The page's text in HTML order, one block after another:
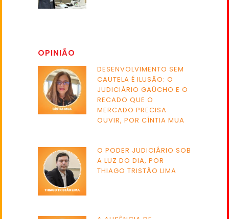
OPINIÃO
DESENVOLVIMENTO SEM
CAUTELA É ILUSÃO: O
JUDICIÁRIO GAÚCHO E O
RECADO QUE O
MERCADO PRECISA
OUVIR, POR CÍNTIA MUA
O PODER JUDICIÁRIO SOB
A LUZ DO DIA, POR
THIAGO TRISTÃO LIMA